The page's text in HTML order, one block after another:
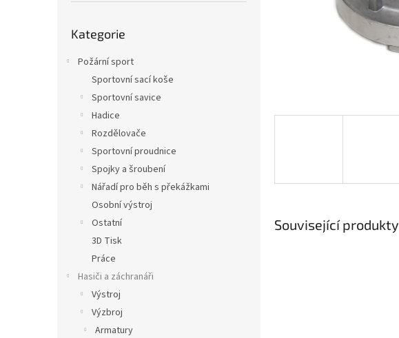
kategorie
Kategorie
Požární sport
Sportovní sací koše
Sportovní savice
Hadice
Rozdělovače
Sportovní proudnice
Spojky a šroubení
Nářadí pro běh s překážkami
Osobní výstroj
Ostatní
3D Tisk
Práce
Hasiči a záchranáři
Výstroj
Výzbroj
Armatury
Související produkty